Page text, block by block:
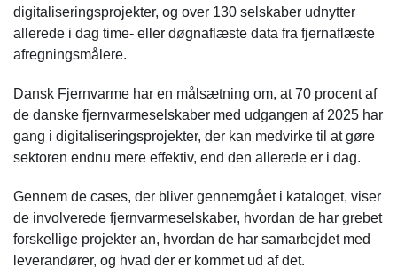
digitaliseringsprojekter, og over 130 selskaber udnytter
allerede i dag time- eller døgnaflæste data fra fjernaflæste
afregningsmålere.
Dansk Fjernvarme har en målsætning om, at 70 procent af
de danske fjernvarmeselskaber med udgangen af 2025 har
gang i digitaliseringsprojekter, der kan medvirke til at gøre
sektoren endnu mere effektiv, end den allerede er i dag.
Gennem de cases, der bliver gennemgået i kataloget, viser
de involverede fjernvarmeselskaber, hvordan de har grebet
forskellige projekter an, hvordan de har samarbejdet med
leverandører, og hvad der er kommet ud af det.